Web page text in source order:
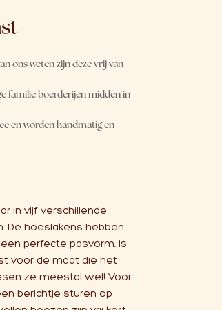
ons weten zijn deze vrij van
familie boerderijen midden in
en worden handmatig en
in vijf verschillende
De hoeslakens hebben
perfecte pasvorm. Is
voor de maat die het
ze meestal wel! Voor
berichtje sturen op